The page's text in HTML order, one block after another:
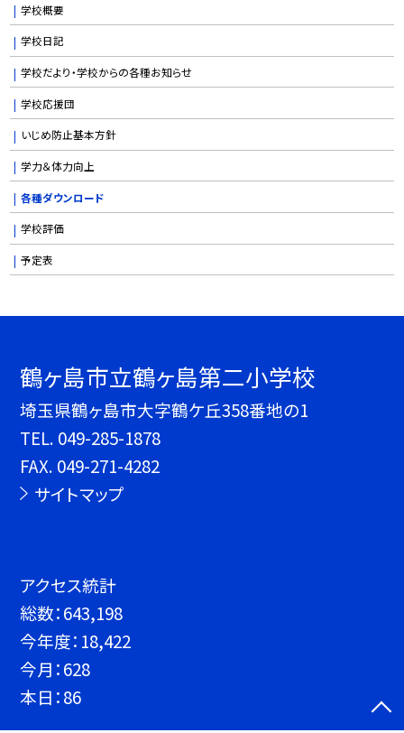
学校概要
学校日記
学校だより・学校からの各種お知らせ
学校応援団
いじめ防止基本方針
学力＆体力向上
各種ダウンロード
学校評価
予定表
鶴ヶ島市立鶴ヶ島第二小学校
埼玉県鶴ヶ島市大字鶴ケ丘358番地の1
TEL. 049-285-1878
FAX. 049-271-4282
サイトマップ
アクセス統計
総数：643,198
今年度： 18,422
今月：628
本日：86